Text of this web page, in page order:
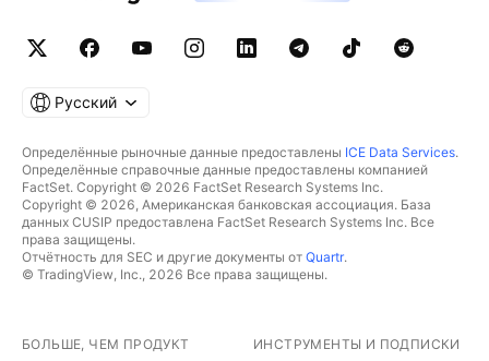
Русский
Определённые рыночные данные предоставлены ICE Data Services.
Определённые справочные данные предоставлены компанией
FactSet. Copyright © 2026 FactSet Research Systems Inc.
Copyright © 2026, Американская банковская ассоциация. База
данных CUSIP предоставлена FactSet Research Systems Inc. Все
права защищены.
Отчётность для SEC и другие документы от Quartr.
© TradingView, Inc., 2026 Все права защищены.
БОЛЬШЕ, ЧЕМ ПРОДУКТ ИНСТРУМЕНТЫ И ПОДПИСКИ